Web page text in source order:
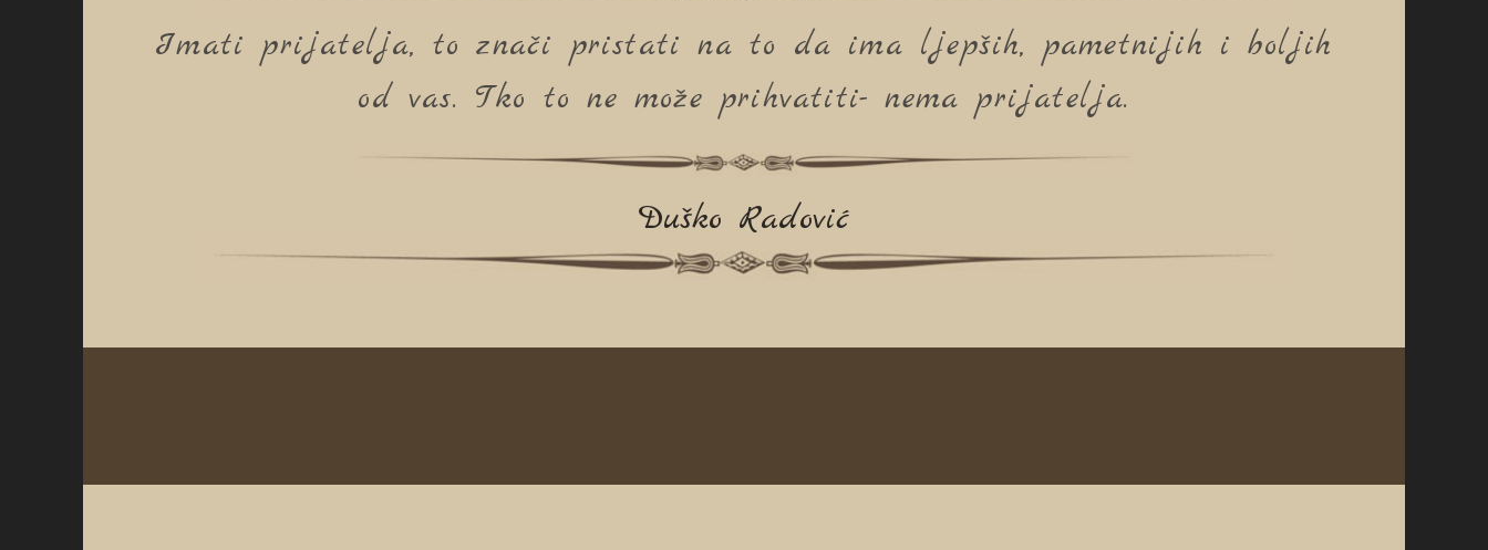
Imati prijatelja, to znači pristati na to da ima ljepših, pametnijih i boljih
od vas. Tko to ne može prihvatiti- nema prijatelja.
Duško Radović